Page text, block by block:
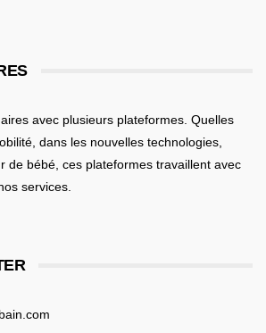
avec plusieurs plateformes. Quelles
, dans les nouvelles technologies,
de bébé , ces plateformes travaillent avec
services.